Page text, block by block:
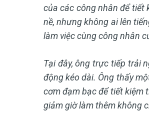
của các công nhân để tiết
nề, nhưng không ai lên
làm việc cùng công nhân
Tại đây, ông trực tiếp trải
động kéo dài. Ông thấy
cơm đạm bạc để tiết kiệm
giảm giờ làm thêm không